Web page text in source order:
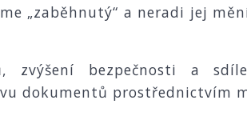
„zaběhnutý“ a neradi jej
zvýšení bezpečnosti a
dokumentů prostřednictvím